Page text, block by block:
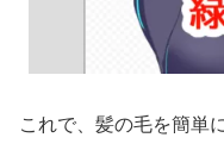
これで、髪の毛を簡単